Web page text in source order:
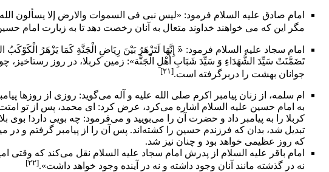
امام صادق علیه السلام فرمود: «لیس نبى فى السموات والارض إلا یسألون
مگر این که مى خواهند خداوند متعال به آنان رخصت دهد تا به زیارت امام
امام سجاد علیه السلام فرمود: «َ إِنَّهَا لَتَزْهَرُ بَيْنَ رِيَاضِ الْجَنَّةِ كَمَا يَزْهَرُ الْكَوْكَبُ
تَضَمَّنَتْ سَيِّدَ الشُّهَدَاءِ وَ سَيِّدَ شَبَابِ أَهْلِ الْجَنَّة»: زمین کربلا، در روز
جوانان بهشت را دربرگرفته است.[۲۱]
ام سلمه، از زنان پیامبر اکرم صلی الله علیه و آله می‌گوید: روزی از روزها
به امام حسین علیه السلام اشاره می‌کرد، عرض کرد: ای محمد، پس از تو
کربلا را به پیامبر داد و حضرت آن را می‌بویید و می‌فرمود: چه بویی دارد! بوی
تبدیل شد، بدان که فرزندم حسین را کشته‌اند. پس آن را از پیامبر گرفتم و
که روز عظیمی خواهد بود و چنان نیز شد.
امام باقر
علیه السلام از پدرش امام سجاد علیه السلام نقل می‌کند که وقتی
نه در گذشته مانند آنان وجود داشته و نه در آینده وجود خواهد داشت».[۲۲]